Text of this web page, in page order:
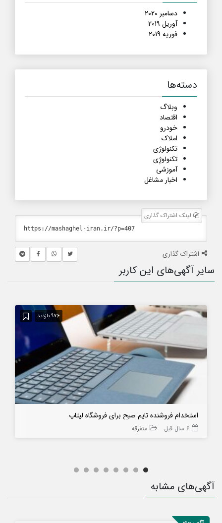
دسامبر 2020
آوریل 2019
فوریه 2019
دسته‌ها
وبلاگ
اقتصاد
خودرو
املاک
تکنولوژی
تکنولوژِی
آموزشی
اخبار مشاغل
لینک اشتراک گذاری
اشتراک گذاری
سایر آگهی‌های این کاربر
976 بازدید
استخدام فروشنده تایم صبح برای فروشگاه لپتاپ
6 سال قبل متفرقه
آگهی‌های مشابه